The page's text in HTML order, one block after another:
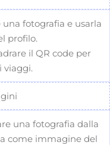
una fotografia e usarla
profilo.
il QR code per
viaggi.
una fotografia dalla
come immagine del